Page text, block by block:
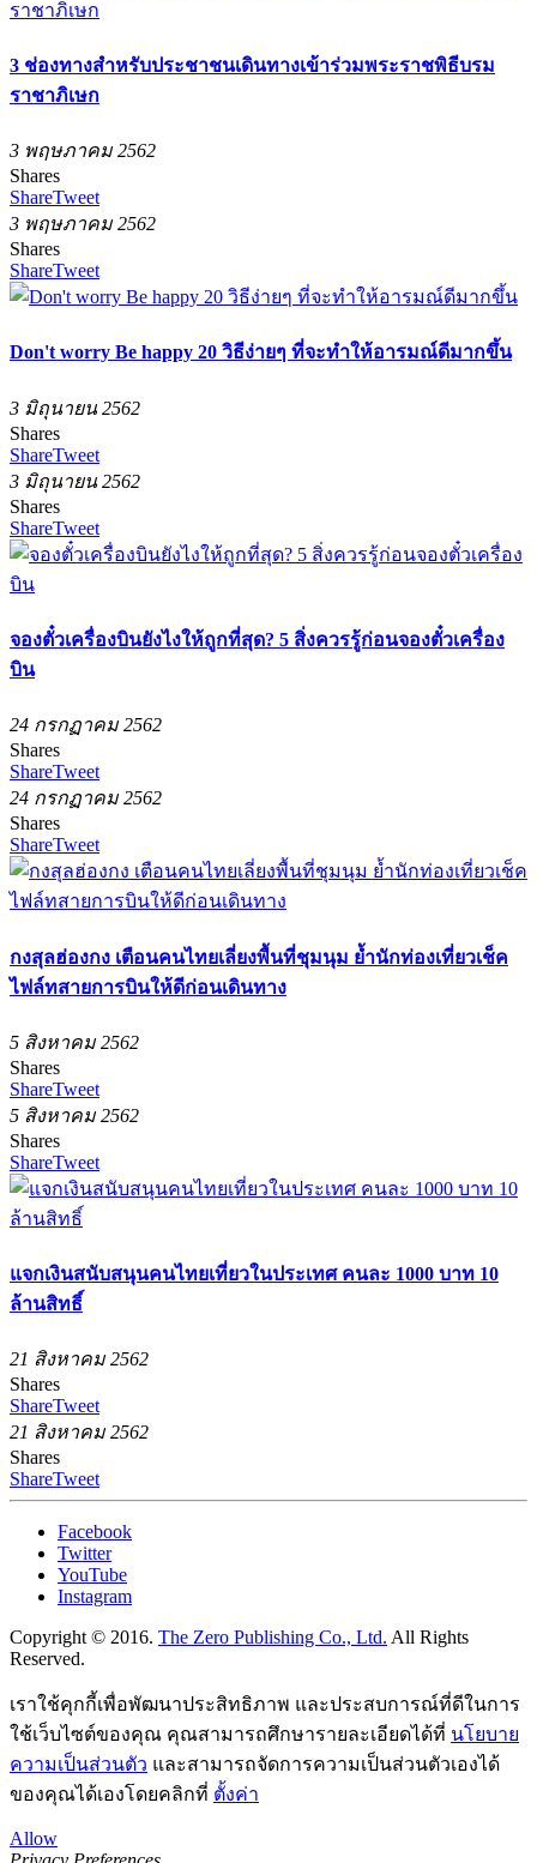
3 ช่องทางสำหรับประชาชนเดินทางเข้าร่วมพระราชพิธีบรม
ราชาภิเษก
3 พฤษภาคม 2562
Shares
ShareTweet
3 พฤษภาคม 2562
Shares
ShareTweet
Don't worry Be happy 20 วิธีง่ายๆ ที่จะทำให้อารมณ์ดีมากขึ้น
3 มิถุนายน 2562
Shares
ShareTweet
3 มิถุนายน 2562
Shares
ShareTweet
จองตั๋วเครื่องบินยังไงให้ถูกที่สุด? 5 สิ่งควรรู้ก่อนจองตั๋วเครื่อง
บิน
24 กรกฏาคม 2562
Shares
ShareTweet
24 กรกฏาคม 2562
Shares
ShareTweet
กงสุลฮ่องกง เตือนคนไทยเลี่ยงพื้นที่ชุมนุม ย้ำนักท่องเที่ยวเช็ค
ไฟล์ทสายการบินให้ดีก่อนเดินทาง
5 สิงหาคม 2562
Shares
ShareTweet
5 สิงหาคม 2562
Shares
ShareTweet
แจกเงินสนับสนุนคนไทยเที่ยวในประเทศ คนละ 1000 บาท 10
ล้านสิทธิ์
21 สิงหาคม 2562
Shares
ShareTweet
21 สิงหาคม 2562
Shares
ShareTweet
Facebook
Twitter
YouTube
Instagram
Copyright © 2016. The Zero Publishing Co., Ltd. All Rights
Reserved.
เราใช้คุกกี้เพื่อพัฒนาประสิทธิภาพ และประสบการณ์ที่ดีในการ
ใช้เว็บไซต์ของคุณ คุณสามารถศึกษารายละเอียดได้ที่ นโยบาย
ความเป็นส่วนตัว และสามารถจัดการความเป็นส่วนตัวเองได้
ของคุณได้เองโดยคลิกที่ ตั้งค่า
Allow